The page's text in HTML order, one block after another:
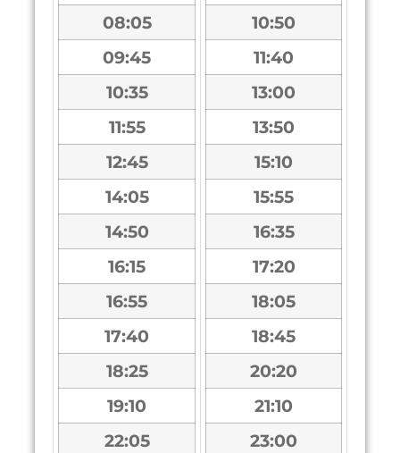
08:05
09:45
10:35
11:55
12:45
14:05
14:50
16:15
16:55
17:40
18:25
19:10
22:05
10:50
11:40
13:00
13:50
15:10
15:55
16:35
17:20
18:05
18:45
20:20
21:10
23:00